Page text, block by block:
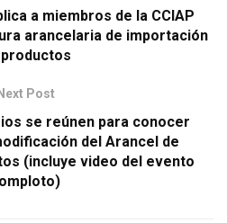
a miembros de la CCIAP
arancelaria de importación
Next Post
se reúnen para conocer
del Arancel de
(incluye video del evento